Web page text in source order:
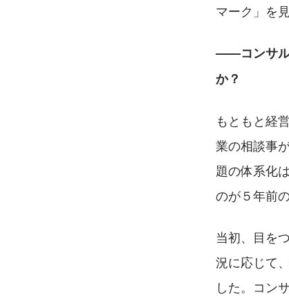
マーク」を
——コンサル
か？
もともと経
業の相談事
題の体系化
のが５年前
当初、目を
況に応じて
した。コン